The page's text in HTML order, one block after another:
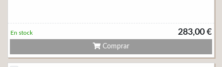
283,00 €
En stock
Comprar